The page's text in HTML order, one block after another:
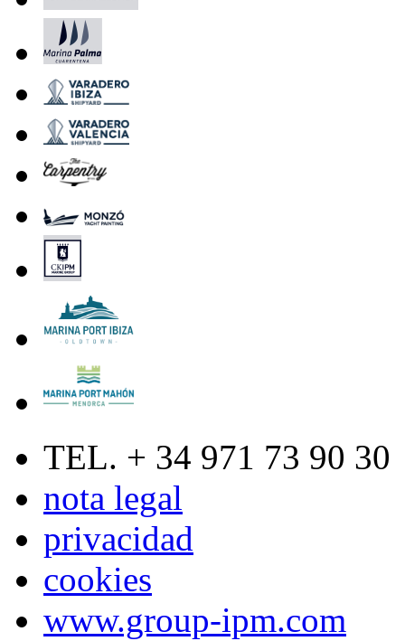
TEL. + 34 971 73 90 30
nota legal
privacidad
cookies
www.group-ipm.com